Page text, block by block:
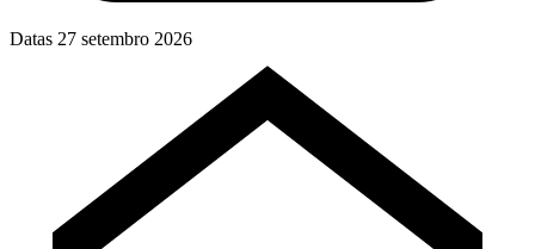
Datas 27 setembro 2026